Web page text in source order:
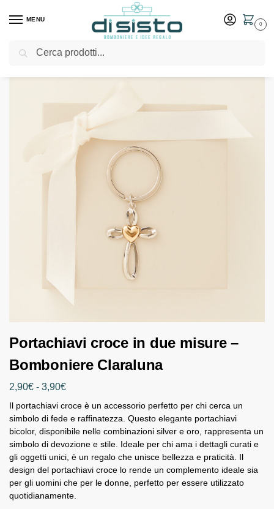
MENU
0
Home Shop Bomboniere
Portachiavi croce in due misure –
Bomboniere Claraluna
2,90€ - 3,90€
Il portachiavi croce è un accessorio perfetto per chi cerca un
simbolo di fede e raffinatezza. Questo elegante portachiavi
bicolor, disponibile nelle combinazioni silver e oro, rappresenta un
simbolo di devozione e stile. Ideale per chi ama i dettagli curati e
gli oggetti unici, è un regalo che unisce bellezza e praticità. Il
design del portachiavi croce lo rende un complemento ideale sia
per gli uomini che per le donne, perfetto per essere utilizzato
quotidianamente.